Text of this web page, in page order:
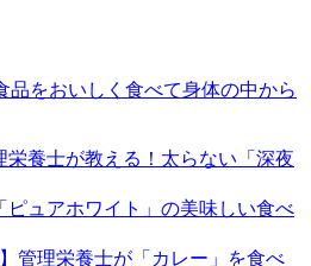
品をおいしく食べて身体の中から
栄養士が教える！太らない「深夜
ピュアホワイト」の美味しい食べ
管理栄養士が「カレー」を食べ